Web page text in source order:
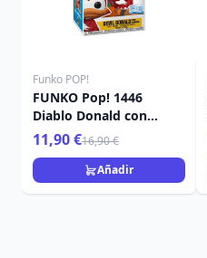
Funko POP!
FUNKO Pop! 1446
Diablo Donald con
calabaza - Disney
11,90 €16,90 €
Añadir